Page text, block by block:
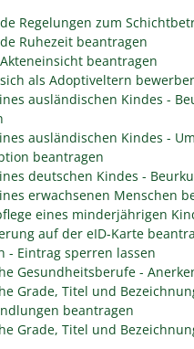
Regelungen zum
Ruhezeit beantragen
beantragen
als Adoptiveltern
ausländischen Kindes -
ausländischen Kindes -
beantragen
deutschen Kindes -
erwachsenen Menschen
eines minderjährigen
auf der eID-Karte
- Eintrag sperren lassen
Gesundheitsberufe -
Grade, Titel und
beantragen
Grade, Titel und